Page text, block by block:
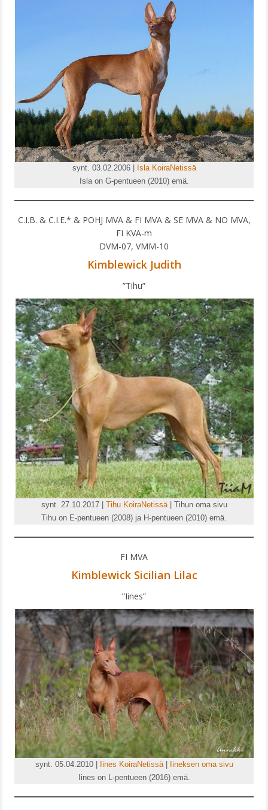
synt. 03.02.2006 |
Isla KoiraNetissä
Isla on G-pentueen (2010) emä.
C.I.B. & C.I.E.* & POHJ MVA & FI MVA & SE MVA & NO MVA,
FI KVA-m
DVM-07, VMM-10
Kimblewick Judith
”Tihu”
synt. 27.10.2017 | Tihu KoiraNetissä| Tihun oma sivu
Tihu on E-pentueen (2008) ja H-pentueen (2010) emä.
FI MVA
Kimblewick Sicilian Lilac
”Iines”
synt. 05.04.2010 | Iines KoiraNetissä|
Iineksen oma sivu
Iines on L-pentueen (2016) emä.